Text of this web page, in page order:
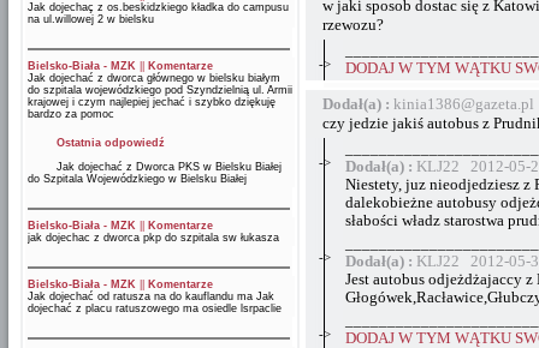
Jak dojechaç z os.beskidzkiego kładka do campusu
na ul.willowej 2 w bielsku
Bielsko-Biała - MZK
Komentarze
Jak dojechać z dworca głównego w bielsku białym
do szpitala wojewódzkiego pod Szyndzielnią ul. Armii
krajowej i czym najlepiej jechać i szybko dziękuję
bardzo za pomoc
Ostatnia odpowiedź
Jak dojechać z Dworca PKS w Bielsku Białej
do Szpitala Wojewódzkiego w Bielsku Białej
Bielsko-Biała - MZK
Komentarze
jak dojechac z dworca pkp do szpitala sw łukasza
Bielsko-Biała - MZK
Komentarze
Jak dojechać od ratusza na do kauflandu ma Jak
dojechać z placu ratuszowego ma osiedle lsrpaclie
w jaki sposob dostac się z
rzewozu?
->
DODAJ W TYM WĄTKU
Dodał(a) :
czy jedzie jakiś autobus z
->
Dodał(a) : KLJ22 2012-05-
Niestety, juz nieodjedziesz z
dalekobieżne autobusy
słabości władz starostwa
->
Dodał(a) : KLJ22 2012-05-
Jest autobus odjeżdżajaccy
->
DODAJ W TYM WĄTKU